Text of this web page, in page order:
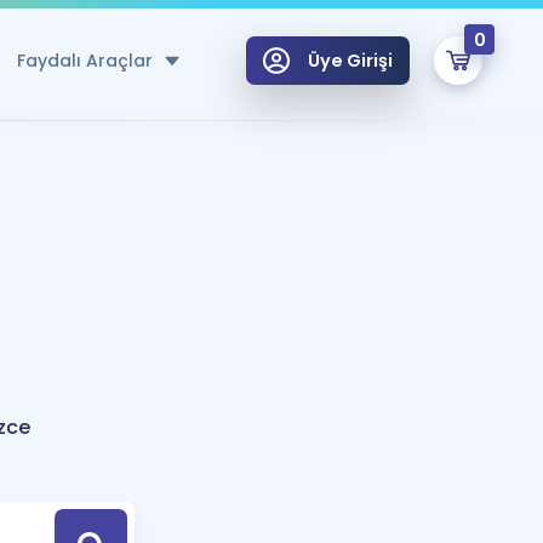
Faydalı Araçlar
Hesaplama Aracı
için Öneriler
Tek Takvimde
Üye Girişi
0